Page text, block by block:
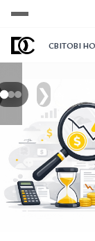
СВІТОВІ
❯